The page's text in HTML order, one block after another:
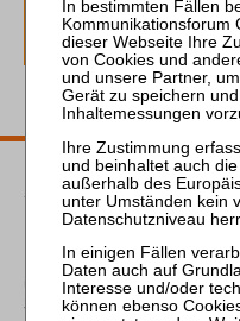
Probe-
Passende
Frind (Hrsg.)
Best Practice Insolvenz-
Sanierungsverwaltung